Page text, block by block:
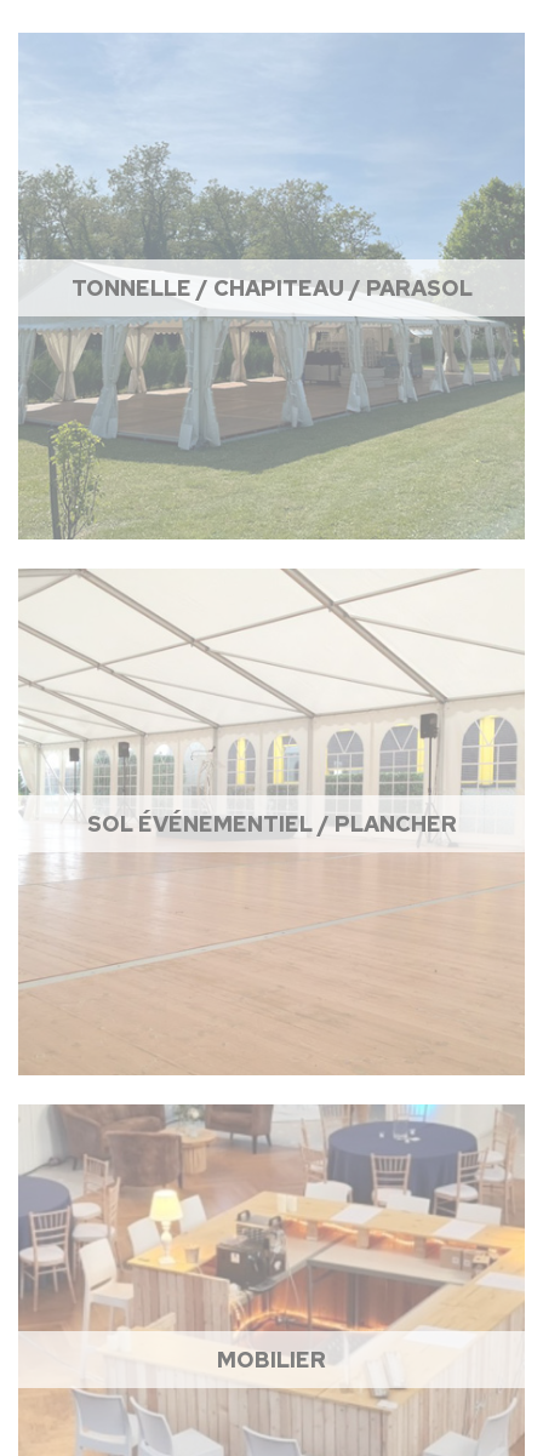
TONNELLE / CHAPITEAU / PARASOL
SOL ÉVÉNEMENTIEL / PLANCHER
MOBILIER